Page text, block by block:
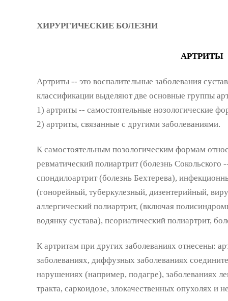
ХИРУРГИЧЕСКИЕ БОЛЕЗНИ
АРТРИТЫ
Артриты -- это воспалительные заболевания
классификации выделяют две основные группы
1) артриты -- самостоятельные нозологические
2) артриты, связанные с другими заболеваниями.
К самостоятельным позологическим формам
ревматический полиартрит (болезнь
спондилоартрит (болезнь Бехтерева),
(гонорейный, туберкулезный, дизентерийный,
аллергический полиартрит, (включая
водянку сустава), псориатический полиартрит,
К артритам при других заболеваниях отнесены:
заболеваниях, диффузных заболеваниях
нарушениях (например, подагре), заболеваниях
тракта, саркоидозе, злокачественных опухолях и